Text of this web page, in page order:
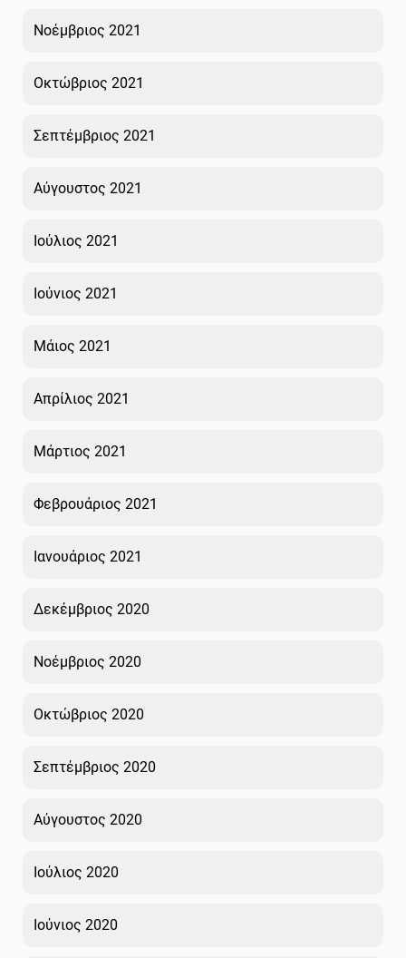
Νοέμβριος 2021
Οκτώβριος 2021
Σεπτέμβριος 2021
Αύγουστος 2021
Ιούλιος 2021
Ιούνιος 2021
Μάιος 2021
Απρίλιος 2021
Μάρτιος 2021
Φεβρουάριος 2021
Ιανουάριος 2021
Δεκέμβριος 2020
Νοέμβριος 2020
Οκτώβριος 2020
Σεπτέμβριος 2020
Αύγουστος 2020
Ιούλιος 2020
Ιούνιος 2020